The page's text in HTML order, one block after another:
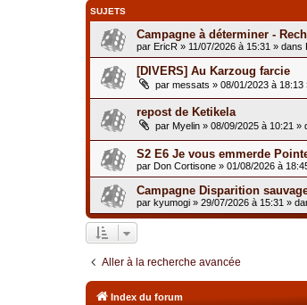
SUJETS
Campagne à déterminer -
par EricR » 11/07/2026 à 15:31 » dans
[DIVERS] Au Karzoug farcie
par messats » 08/01/2023 à 18:13
repost de Ketikela
par Myelin » 08/09/2025 à 10:21 »
S2 E6 Je vous emmerde
par Don Cortisone » 01/08/2026 à
Campagne Disparition
par kyumogi » 29/07/2026 à 15:31 »
Aller à la recherche avancée
Index du forum